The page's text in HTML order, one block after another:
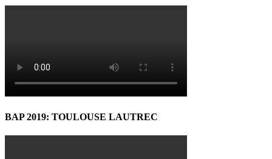
BAP 2019: TOULOUSE LAUTREC